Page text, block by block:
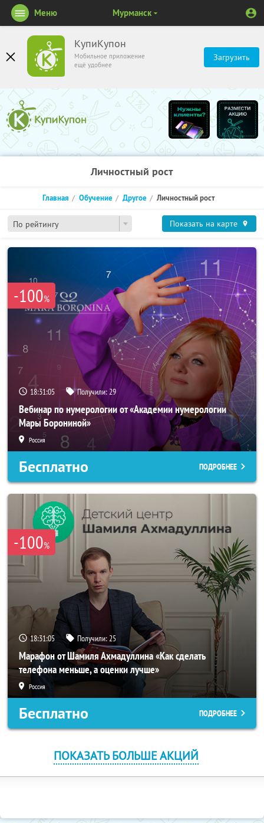
КупиКупон
Мобильное приложение
ещё удобнее
Загрузить
Меню Мурманск
Личностный рост
По рейтингу
Главная Обучение Другое Личностный рост
Показать на карте
-100%
18:31:05 Получили:29
Вебинар по нумерологии от «Академии нумерологии
Мары Борониной»
Россия
Бесплатно ПОДРОБНЕЕ
-100%
18:31:05 Получили:25
Марафон от Шамиля Ахмадуллина «Как сделать
телефона меньше, а оценки лучше»
Россия
Бесплатно ПОДРОБНЕЕ
ПОКАЗАТЬ БОЛЬШЕ АКЦИЙ